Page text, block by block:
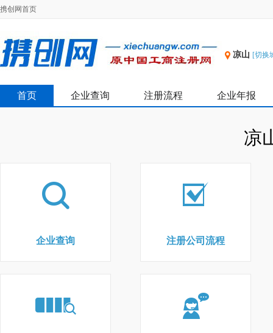
携创网首页
凉山 [切换
首页 企业查询 注册流程 企业年报
凉
企业查询 注册公司流程